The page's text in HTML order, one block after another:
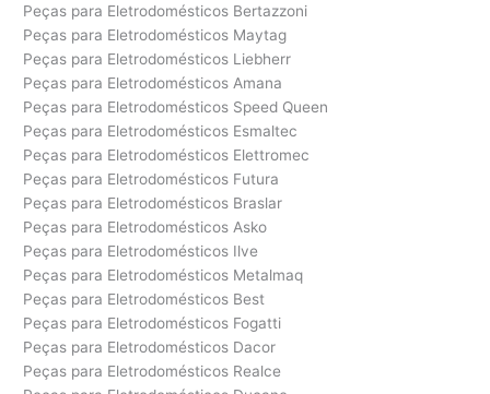
Peças para Eletrodomésticos Bertazzoni
Peças para Eletrodomésticos Maytag
Peças para Eletrodomésticos Liebherr
Peças para Eletrodomésticos Amana
Peças para Eletrodomésticos Speed Queen
Peças para Eletrodomésticos Esmaltec
Peças para Eletrodomésticos Elettromec
Peças para Eletrodomésticos Futura
Peças para Eletrodomésticos Braslar
Peças para Eletrodomésticos Asko
Peças para Eletrodomésticos Ilve
Peças para Eletrodomésticos Metalmaq
Peças para Eletrodomésticos Best
Peças para Eletrodomésticos Fogatti
Peças para Eletrodomésticos Dacor
Peças para Eletrodomésticos Realce